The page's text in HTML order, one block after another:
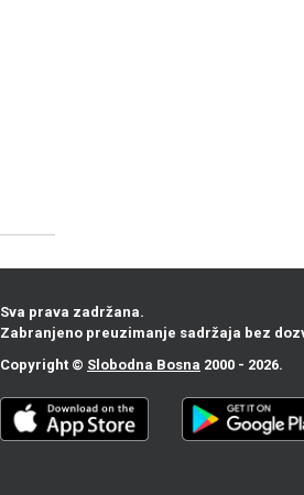
Sva prava zadržana.
Zabranjeno preuzimanje sadržaja bez
Copyright © Slobodna Bosna 2000 - 2026.